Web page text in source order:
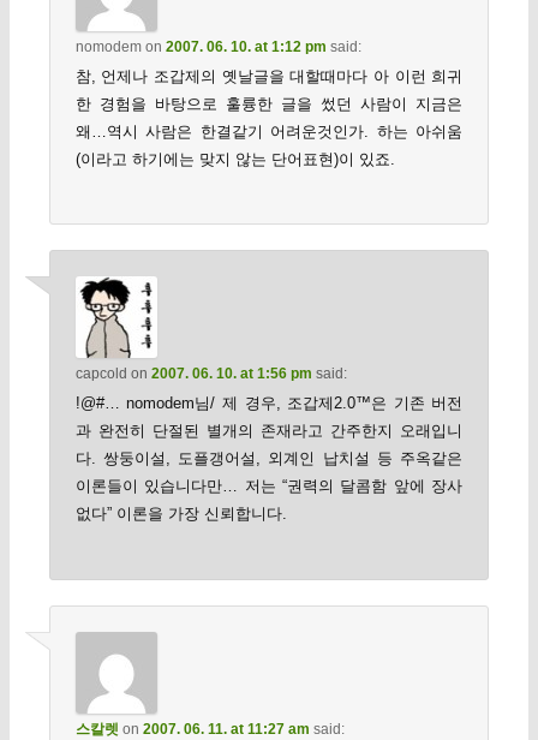
nomodemon 2007. 06. 10. at 1:12 pm said:
참, 언제나 조갑제의 옛날글을 대할때마다 아 이런 희귀
한 경험을 바탕으로 훌륭한 글을 썼던 사람이 지금은
왜…역시 사람은 한결같기 어려운것인가. 하는 아쉬움
(이라고 하기에는 맞지 않는 단어표현)이 있죠.
capcold on 2007. 06. 10. at 1:56 pm said:
!@#… nomodem님/ 제 경우, 조갑제2.0™은 기존 버전
과 완전히 단절된 별개의 존재라고 간주한지 오래입니
다. 쌍둥이설, 도플갱어설, 외계인 납치설 등 주옥같은
이론들이 있습니다만… 저는 “권력의 달콤함 앞에 장사
없다” 이론을 가장 신뢰합니다.
스칼렛 on 2007. 06. 11. at 11:27 am said: